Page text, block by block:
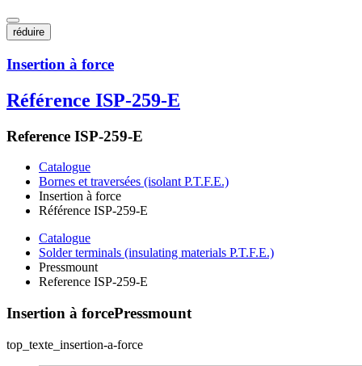
réduire
Insertion à force
Référence ISP-259-E
Reference ISP-259-E
Catalogue
Bornes et traversées (isolant P.T.F.E.)
Insertion à force
Référence ISP-259-E
Catalogue
Solder terminals (insulating materials P.T.F.E.)
Pressmount
Reference ISP-259-E
Insertion à forcePressmount
top_texte_insertion-a-force